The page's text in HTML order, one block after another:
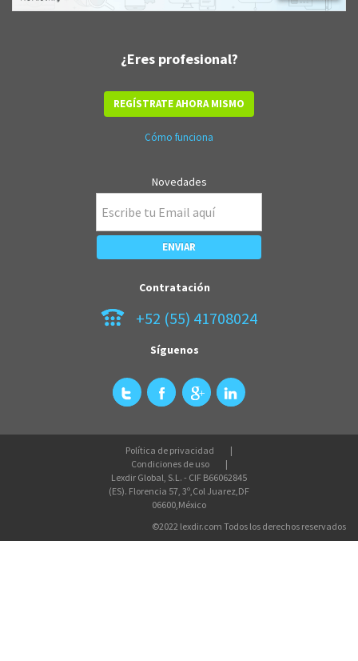
¿Eres profesional?
REGÍSTRATE AHORA MISMO
Cómo funciona
Novedades
Contratación
+52 (55) 41708024
Síguenos
Política de privacidad
Condiciones de uso
Lexdir Global, S.L. - CIF B66062845
(ES). Florencia 57, 3º,Col Juarez,DF
06600,México
©2022 lexdir.com Todos los derechos reservados